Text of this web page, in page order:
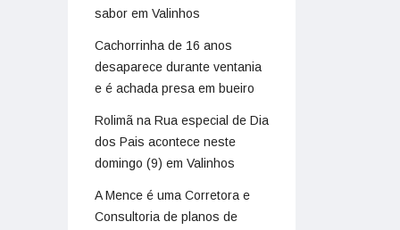
sabor em Valinhos
Cachorrinha de 16 anos
desaparece durante ventania
e é achada presa em bueiro
Rolimã na Rua especial de Dia
dos Pais acontece neste
domingo (9) em Valinhos
A Mence é uma Corretora e
Consultoria de planos de